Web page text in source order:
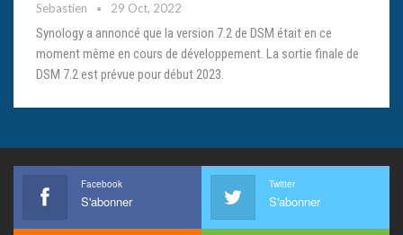
Sebastien 29 Oct, 2022
Synology a annoncé que la version 7.2 de DSM était en ce
moment même en cours de développement. La sortie finale de
DSM 7.2 est prévue pour début 2023.
Facebook
S'abonner
Twitter
S'abonner